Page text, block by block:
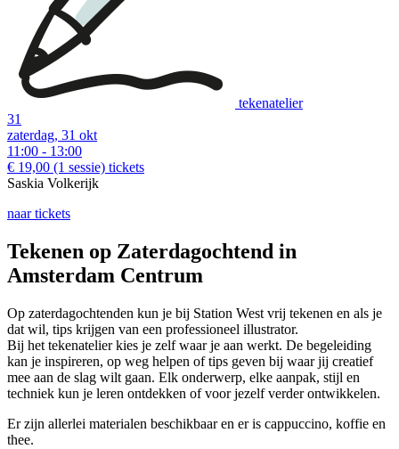
tekenatelier
31
zaterdag, 31 okt
11:00 - 13:00
€ 19,00 (1 sessie) tickets
Saskia Volkerijk
naar tickets
Tekenen op Zaterdagochtend in
Amsterdam Centrum
Op zaterdagochtenden kun je bij Station West vrij tekenen en als je
dat wil, tips krijgen van een professioneel illustrator.
Bij het tekenatelier kies je zelf waar je aan werkt. De begeleiding
kan je inspireren, op weg helpen of tips geven bij waar jij creatief
mee aan de slag wilt gaan. Elk onderwerp, elke aanpak, stijl en
techniek kun je leren ontdekken of voor jezelf verder ontwikkelen.
Er zijn allerlei materialen beschikbaar en er is cappuccino, koffie en
thee.